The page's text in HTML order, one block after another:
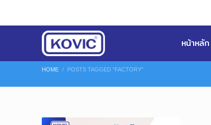
หน้าหลัก
HOME POSTS TAGGED "FACTORY"